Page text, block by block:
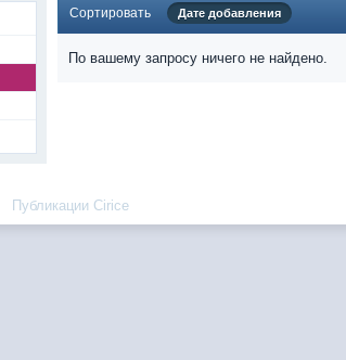
Сортировать Дате добавления
По вашему запросу ничего не найдено.
Публикации Cirice